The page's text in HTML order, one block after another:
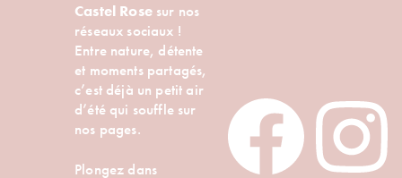
Castel Rosesur nos
réseaux sociaux !
Entre nature, détente
et moments partagés,
c’est déjà un petit air
d’été qui souffle sur
nos pages.
Plongez dans